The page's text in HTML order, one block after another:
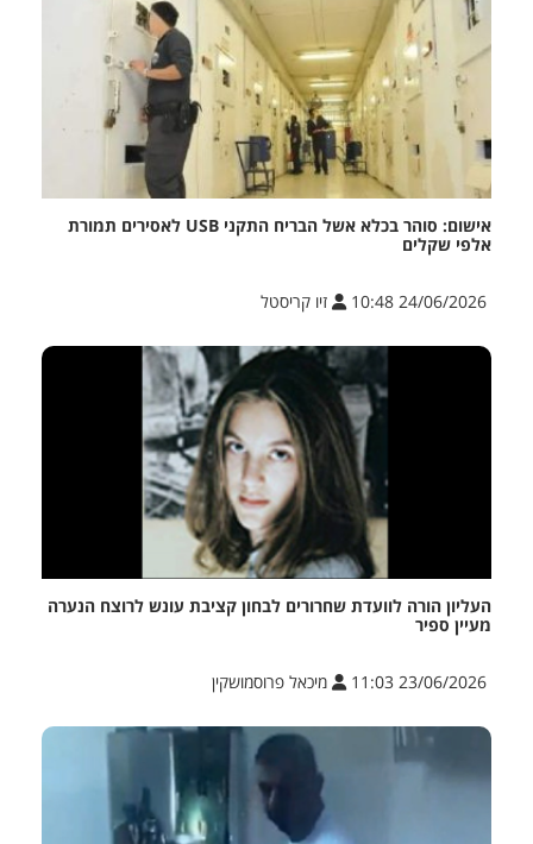
אישום: סוהר בכלא אשל הבריח התקני USB לאסירים תמורת
אלפי שקלים
24/06/2026 10:48 זיו קריסטל
העליון הורה לוועדת שחרורים לבחון קציבת עונש לרוצח הנערה
מעיין ספיר
23/06/2026 11:03 מיכאל פרוסמושקין